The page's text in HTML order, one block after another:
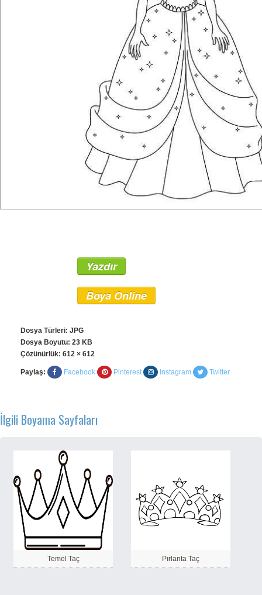
Yazdır
Boya Online
Dosya Türleri: JPG
Dosya Boyutu: 23 KB
Çözünürlük: 612 × 612
Paylaş: Facebook Pinterest Instagram Twitter
İlgili Boyama Sayfaları
Temel Taç Pırlanta Taç